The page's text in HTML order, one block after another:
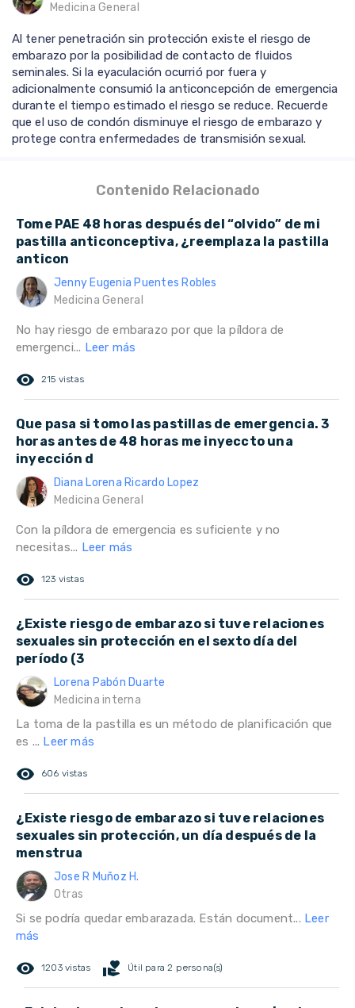
Medicina General
Al tener penetración sin protección existe el riesgo de
embarazo por la posibilidad de contacto de fluidos
seminales. Si la eyaculación ocurrió por fuera y
adicionalmente consumió la anticoncepción de emergencia
durante el tiempo estimado el riesgo se reduce. Recuerde
que el uso de condón disminuye el riesgo de embarazo y
protege contra enfermedades de transmisión sexual.
Contenido Relacionado
Tome PAE 48 horas después del “olvido” de mi
pastilla anticonceptiva, ¿reemplaza la pastilla
anticon
Jenny Eugenia Puentes Robles
Medicina General
No hay riesgo de embarazo por que la píldora de
emergenci... Leer más
remove_red_eye 215 vistas
Que pasa si tomo las pastillas de emergencia. 3
horas antes de 48 horas me inyeccto una
inyección d
Diana Lorena Ricardo Lopez
Medicina General
Con la píldora de emergencia es suficiente y no
necesitas... Leer más
remove_red_eye 123 vistas
¿Existe riesgo de embarazo si tuve relaciones
sexuales sin protección en el sexto día del
período (3
Lorena Pabón Duarte
Medicina interna
La toma de la pastilla es un método de planificación que
es ... Leer más
remove_red_eye 606 vistas
¿Existe riesgo de embarazo si tuve relaciones
sexuales sin protección, un día después de la
menstrua
Jose R Muñoz H.
Otras
Si se podría quedar embarazada. Están document... Leer
más
remove_red_eye 1203 vistas volunteer_activism Útil para 2 persona(s)